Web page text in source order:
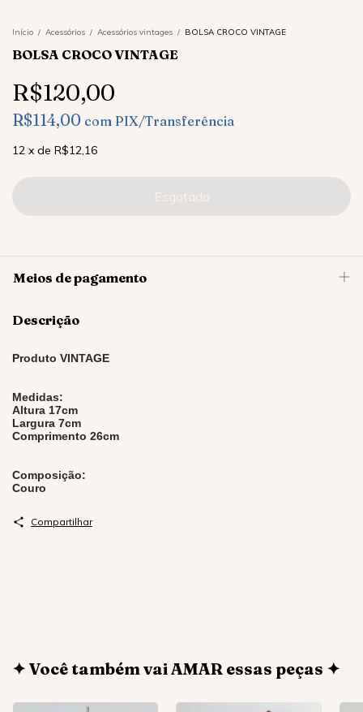
Início / Acessórios / Acessórios vintages / BOLSA CROCO VINTAGE
BOLSA CROCO VINTAGE
R$120,00
R$114,00 com PIX/Transferência
12 x de R$12,16
Meios de pagamento
Descrição
Produto VINTAGE
Medidas:
Altura 17cm
Largura 7cm
Comprimento 26cm
Composição:
Couro
Compartilhar
✦ Você também vai AMAR essas peças ✦